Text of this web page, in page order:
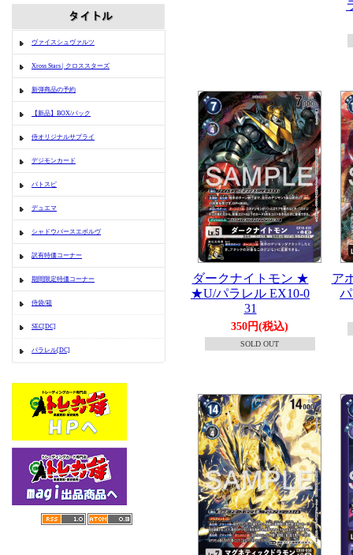
ヴァイスシュヴァルツ
Xross Stars | クロススターズ
新弾商品の予約
【新品】BOX/パック
侍オリジナルサプライ
デジモンカード
バトスピ
デュエマ
シャドウバースエボルヴ
訳有特価コーナー
期間限定特価コーナー
侍袋/箱
SEC[DC]
パラレル[DC]
ダークナイトモン ★
★U/パラレル EX10-0
31
350円(税込)
SOLD OUT
ア